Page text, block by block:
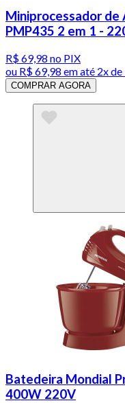
Miniprocessador de
PMP435 2 em 1 -
R$ 69,98 no PIX
ou R$ 69,98 em até 2x de
COMPRAR AGORA
Batedeira Mondial
400W 220V